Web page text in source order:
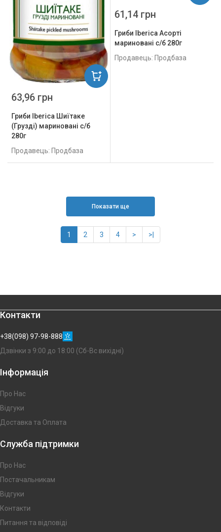
Гриби Iberica Шиїтаке
(Грузді) мариновані с/б
280г
Продавець: Продбаза
63,96 грн
Гриби Iberica Асорті
мариновані с/б 280г
Продавець: Продбаза
61,14 грн
Показати ще
1 2 3 4 > >|
Контакти
+38(098) 97-98-888
Дзвінки з 9:00 до 18:00 (Сб-Вс вихідні)
Інформація
Про Нас
Відгуки
Доставка та Оплата
Служба підтримки
Про Нас
Постачальникам
Відгуки
Контакти
Питання та відповіді